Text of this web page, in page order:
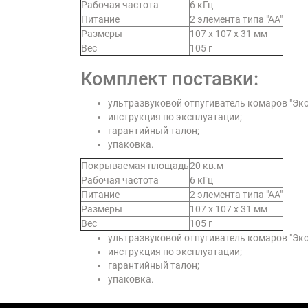
Рабочая частота
6 кГц
Питание
2 элемента типа "АА"
Размеры
107 х 107 х 31 мм
Вес
105 г
Комплект поставки:
ультразвуковой отпугиватель комаров
инструкция по эксплуатации;
гарантийный талон;
упаковка.
Покрываемая площадь20 кв.м
Рабочая частота
6 кГц
Питание
2 элемента типа "АА"
Размеры
107 х 107 х 31 мм
Вес
105 г
ультразвуковой отпугиватель комаров
инструкция по эксплуатации;
гарантийный талон;
упаковка.